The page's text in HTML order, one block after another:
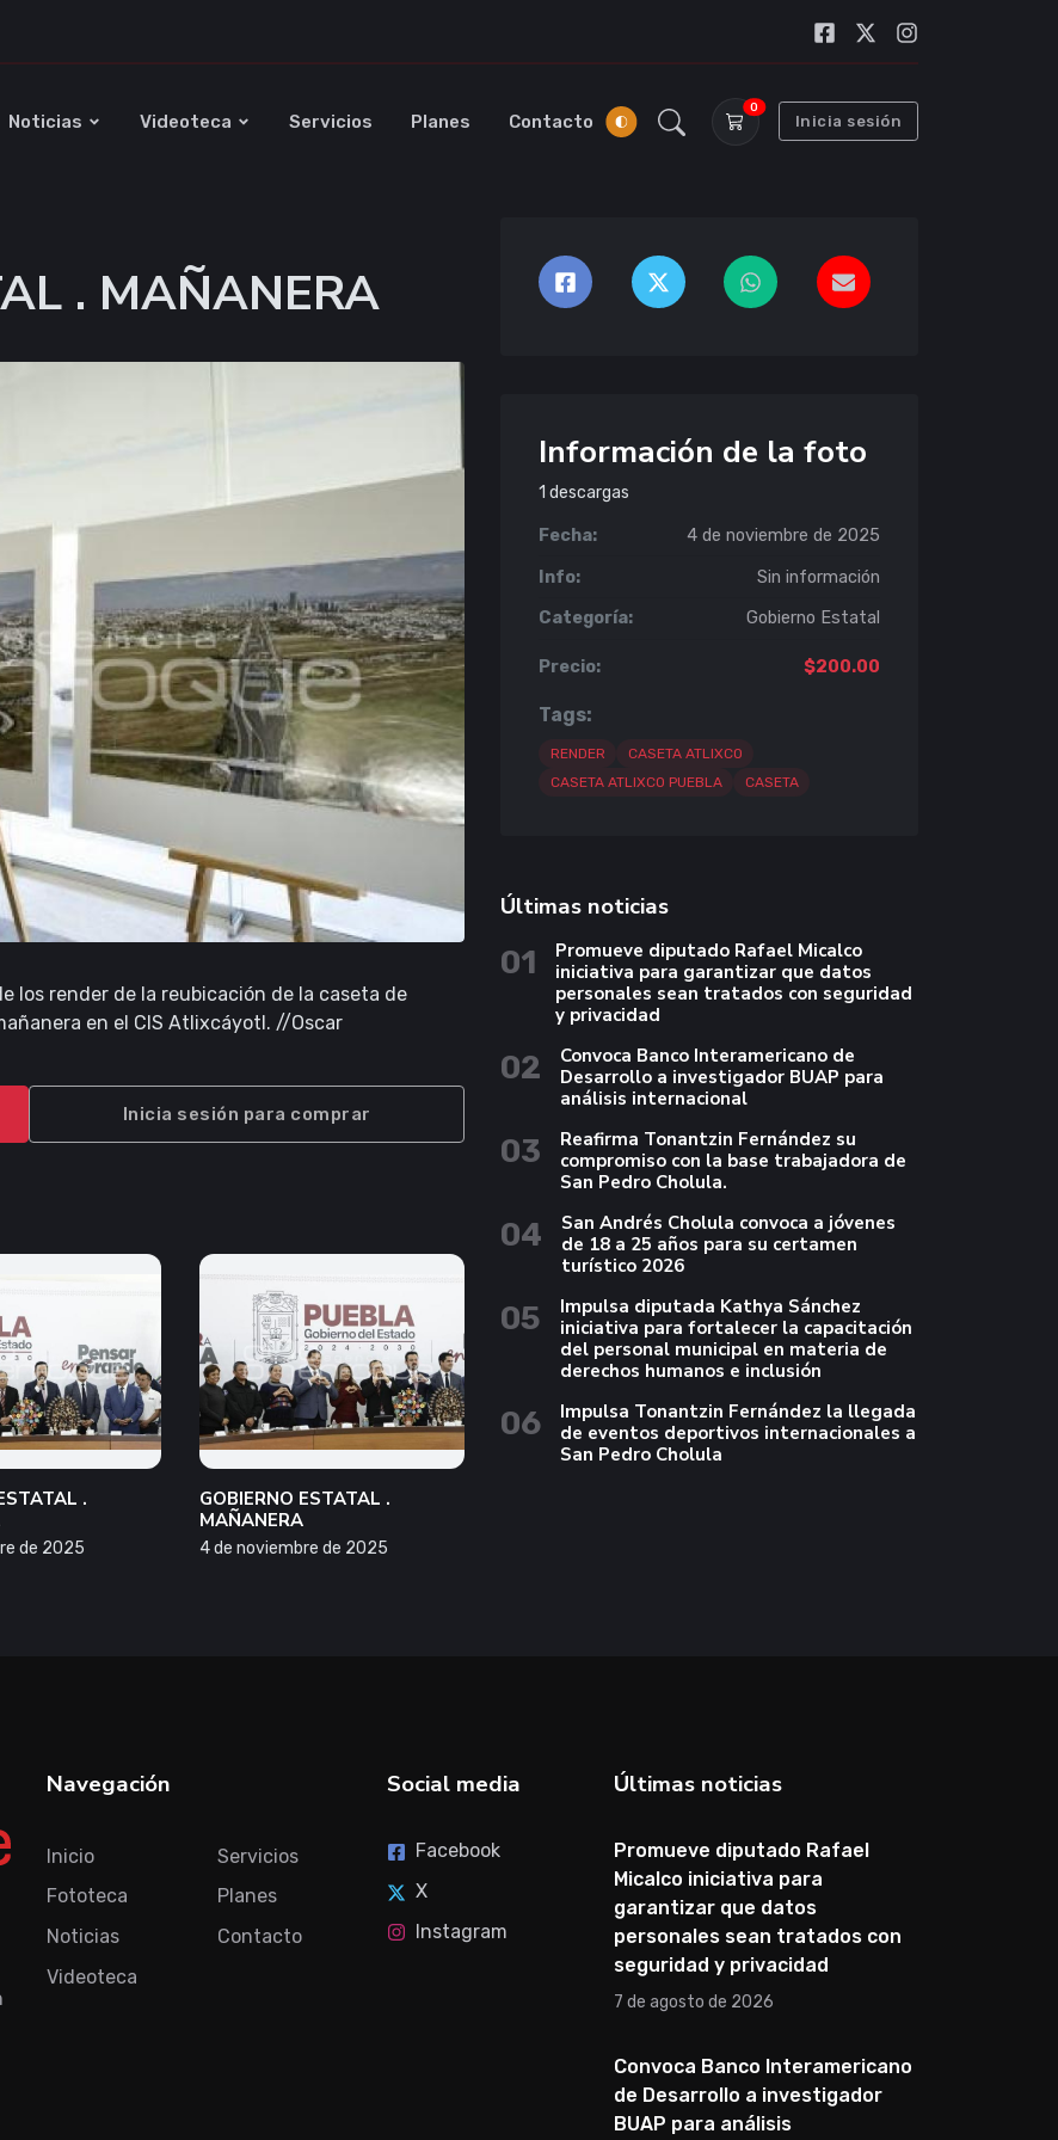
Noticias Videoteca Servicios Planes Contacto
0
Inicia sesión
. MAÑANERA
los render de la reubicación de la caseta de
en el CIS Atlixcáyotl. //Oscar
Inicia sesión para comprar
.
de 2025
GOBIERNO ESTATAL .
MAÑANERA
4 de noviembre de 2025
Información de la foto
1 descargas
Fecha: 4 de noviembre de 2025
Info: Sin información
Categoría: Gobierno Estatal
Precio: $200.00
Tags:
RENDER
CASETA ATLIXCO
CASETA ATLIXCO PUEBLA
CASETA
Últimas noticias
01
Promueve diputado Rafael Micalco
iniciativa para garantizar que datos
personales sean tratados con seguridad
y privacidad
02
Convoca Banco Interamericano de
Desarrollo a investigador BUAP para
análisis internacional
03
Reafirma Tonantzin Fernández su
compromiso con la base trabajadora de
San Pedro Cholula.
04
San Andrés Cholula convoca a jóvenes
de 18 a 25 años para su certamen
turístico 2026
05
Impulsa diputada Kathya Sánchez
iniciativa para fortalecer la capacitación
del personal municipal en materia de
derechos humanos e inclusión
06
Impulsa Tonantzin Fernández la llegada
de eventos deportivos internacionales a
San Pedro Cholula
Navegación
Inicio
Fototeca
Noticias
Videoteca
Servicios
Planes
Contacto
Social media
Facebook
X
Instagram
Últimas noticias
Promueve diputado Rafael
Micalco iniciativa para
garantizar que datos
personales sean tratados con
seguridad y privacidad
7 de agosto de 2026
Convoca Banco Interamericano
de Desarrollo a investigador
BUAP para análisis